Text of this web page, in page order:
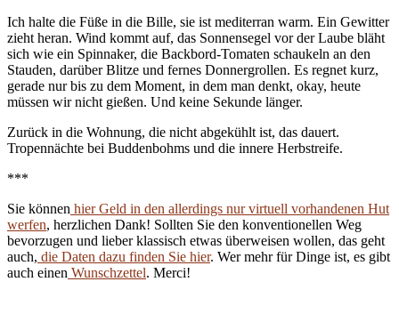
Ich halte die Füße in die Bille, sie ist mediterran warm. Ein Gewitter
zieht heran. Wind kommt auf, das Sonnensegel vor der Laube bläht
sich wie ein Spinnaker, die Backbord-Tomaten schaukeln an den
Stauden, darüber Blitze und fernes Donnergrollen. Es regnet kurz,
gerade nur bis zu dem Moment, in dem man denkt, okay, heute
müssen wir nicht gießen. Und keine Sekunde länger.
Zurück in die Wohnung, die nicht abgekühlt ist, das dauert.
Tropennächte bei Buddenbohms und die innere Herbstreife.
***
Sie können hier Geld in den allerdings nur virtuell vorhandenen Hut
werfen, herzlichen Dank! Sollten Sie den konventionellen Weg
bevorzugen und lieber klassisch etwas überweisen wollen, das geht
auch, die Daten dazu finden Sie hier. Wer mehr für Dinge ist, es gibt
auch einen Wunschzettel. Merci!